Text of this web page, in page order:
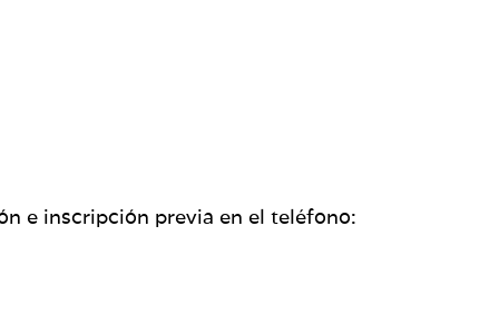
e inscripción previa en el teléfono: